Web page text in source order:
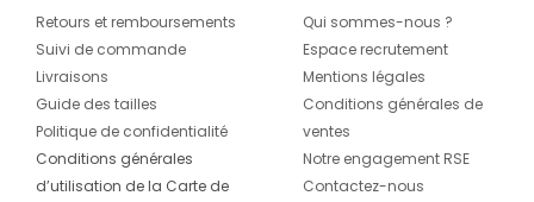
Retours et remboursements
Suivi de commande
Livraisons
Guide des tailles
Politique de confidentialité
Conditions générales
d’utilisation de la Carte de
Qui sommes-nous ?
Espace recrutement
Mentions légales
Conditions générales de
ventes
Notre engagement RSE
Contactez-nous